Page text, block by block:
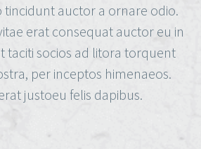
tincidunt auctor a ornare odio.
erat consequat auctor eu in
taciti socios ad litora torquent
per inceptos himenaeos.
justoeu felis dapibus.